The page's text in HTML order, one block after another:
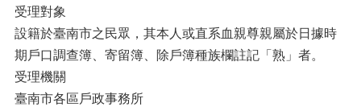
受理對象
設籍於臺南市之民眾，其本人或直系血親尊親屬於日據時
期戶口調查簿、寄留簿、除戶簿種族欄註記「熟」者。
受理機關
臺南市各區戶政事務所